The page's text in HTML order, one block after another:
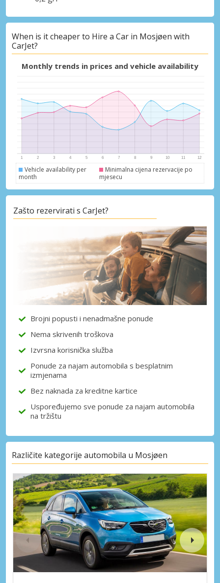
Posebni popusti
Pristupite ekskluzivnim ponudama naših
dobavljača
Prijava putem eLinka
When is it cheaper to Hire a Car in Mosjøen with
CarJet?
Monthly trends in prices and vehicle availability
Vehicle availability per
month
Minimalna cijena rezervacije po
mjesecu
Zašto rezervirati s CarJet?
Brojni popusti i nenadmašne ponude
Nema skrivenih troškova
Izvrsna korisnička služba
Ponude za najam automobila s besplatnim
izmjenama
Bez naknada za kreditne kartice
Uspoređujemo sve ponude za najam automobila
na tržištu
Različite kategorije automobila u Mosjøen